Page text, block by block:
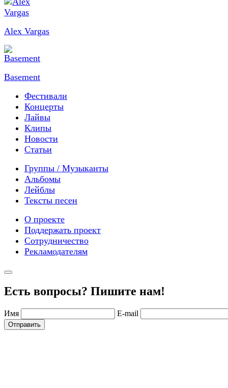
Alex Vargas
Basement
Фестивали
Концерты
Лайвы
Клипы
Новости
Статьи
Группы / Музыканты
Альбомы
Лейблы
Тексты песен
О проекте
Поддержать проект
Сотрудничество
Рекламодателям
Есть вопросы? Пишите нам!
Имя E-mail